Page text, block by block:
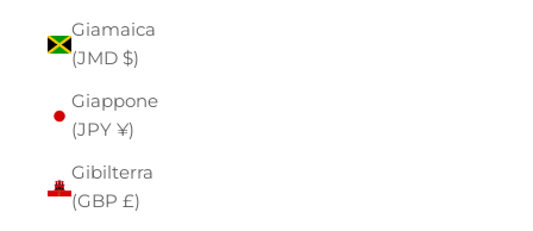
Giamaica
(JMD $)
Giappone
(JPY ¥)
Gibilterra
(GBP £)